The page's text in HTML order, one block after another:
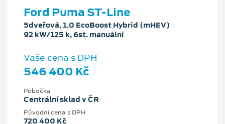
Ford Puma ST-Line
5dveřová, 1.0 EcoBoost Hybrid (mHEV)
92 kW/125 k, 6st. manuální
Vaše cena s DPH
546 400 Kč
Pobočka
Centrální sklad v ČR
Původní cena s DPH
720 400 Kč